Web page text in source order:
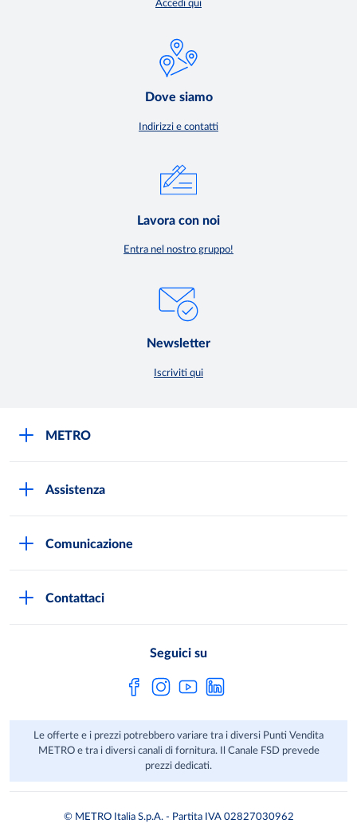
Accedi qui
Dove siamo
Indirizzi e contatti
Lavora con noi
Entra nel nostro gruppo!
Newsletter
Iscriviti qui
METRO
Metro AG
Assistenza
Comunicazione
Contattaci
Seguici su
Le offerte e i prezzi potrebbero variare tra i diversi Punti Vendita
METRO e tra i diversi canali di fornitura. Il Canale FSD prevede
prezzi dedicati.
© METRO Italia S.p.A. - Partita IVA 02827030962